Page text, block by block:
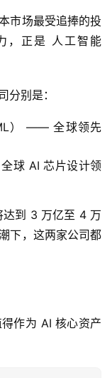
市场最受追捧的投
，正是 人工智能
分别是：
） —— 全球领先
球 AI 芯片设计领
达到 3 万亿至 4 万
下，这两家公司都
作为 AI 核心资产